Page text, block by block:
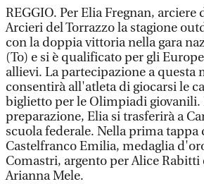
REGGIO. Per Elia Fregnan, arciere
Arcieri del Torrazzo la stagione
con la doppia vittoria nella gara
(To) e si è qualificato per gli
allievi. La partecipazione a questa
consentirà all'atleta di giocarsi le
biglietto per le Olimpiadi giovanili.
preparazione, Elia si trasferirà a
scuola federale. Nella prima tappa
Castelfranco Emilia, medaglia
Comastri, argento per Alice Rabitti
Arianna Mele.